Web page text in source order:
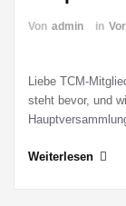
Von admin in
Liebe TCM-
steht bevor, und
Weiterlesen